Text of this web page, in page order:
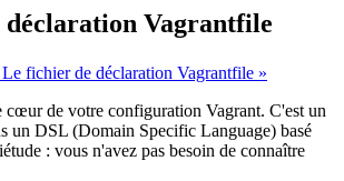
Vagrantfile
fichier de déclaration Vagrantfile »
cœur de votre configuration Vagrant. C'est un
un DSL (Domain Specific Language) basé
: vous n'avez pas besoin de connaître